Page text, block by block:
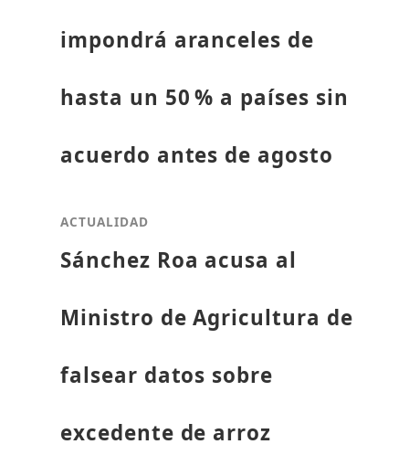
impondrá aranceles de
hasta un 50 % a países sin
acuerdo antes de agosto
ACTUALIDAD
Sánchez Roa acusa al
Ministro de Agricultura de
falsear datos sobre
excedente de arroz